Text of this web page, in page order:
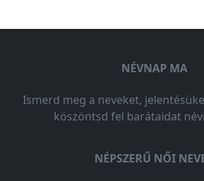
NÉVNAP MA
Ismerd meg a neveket,
köszöntsd fel barátaidat
NÉPSZERŰ NŐI